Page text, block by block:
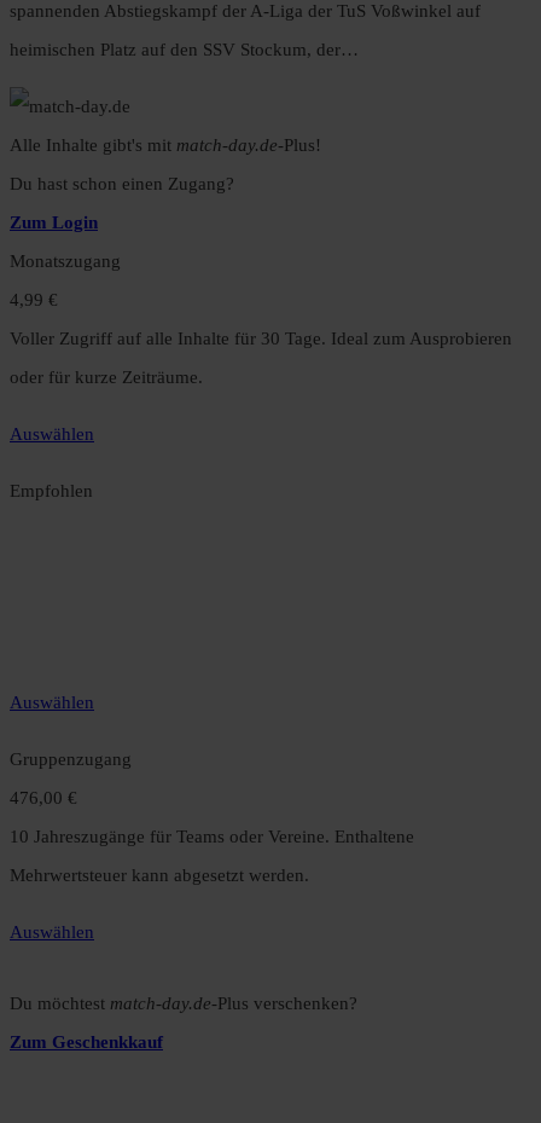
spannenden Abstiegskampf der A-Liga der TuS Voßwinkel auf
heimischen Platz auf den SSV Stockum, der…
Alle Inhalte gibt's mit match-day.de-Plus!
Du hast schon einen Zugang?
Zum Login
Monatszugang
4,99 €
Voller Zugriff auf alle Inhalte für 30 Tage. Ideal zum Ausprobieren
oder für kurze Zeiträume.
Auswählen
Empfohlen
Auswählen
Gruppenzugang
476,00 €
10 Jahreszugänge für Teams oder Vereine. Enthaltene
Mehrwertsteuer kann abgesetzt werden.
Auswählen
Du möchtest match-day.de-Plus verschenken?
Zum Geschenkkauf